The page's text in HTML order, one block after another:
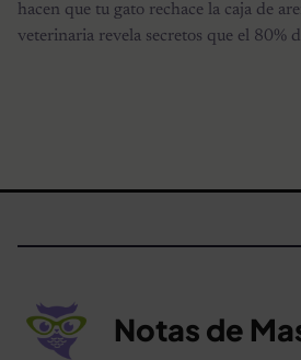
hacen que tu gato rechace la caja de
veterinaria revela secretos que el 80%
Notas de